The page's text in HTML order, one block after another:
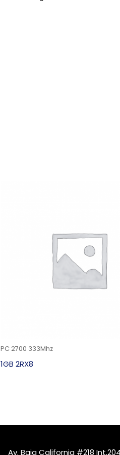
PC 2700 333Mhz
1GB 2RX8
Av. Baja California #218